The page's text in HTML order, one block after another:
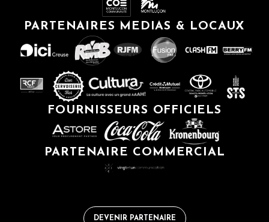
PARTENAIRES MEDIAS & LOCAUX
FOURNISSEURS OFFICIELS
PARTENAIRE COMMERCIAL
DEVENIR PARTENAIRE